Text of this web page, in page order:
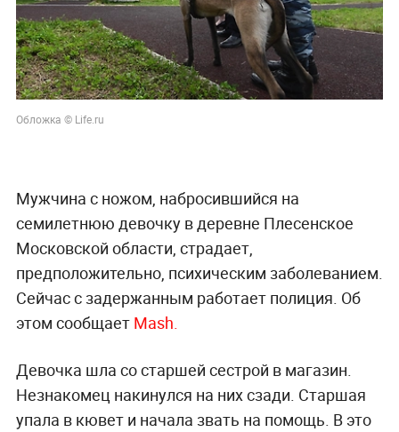
Обложка © Life.ru
Мужчина с ножом, набросившийся на
семилетнюю девочку в деревне Плесенское
Московской области, страдает,
предположительно, психическим заболеванием.
Сейчас с задержанным работает полиция. Об
этом сообщаетMash.
Девочка шла со старшей сестрой в магазин.
Незнакомец накинулся на них сзади. Старшая
упала в кювет и начала звать на помощь. В это